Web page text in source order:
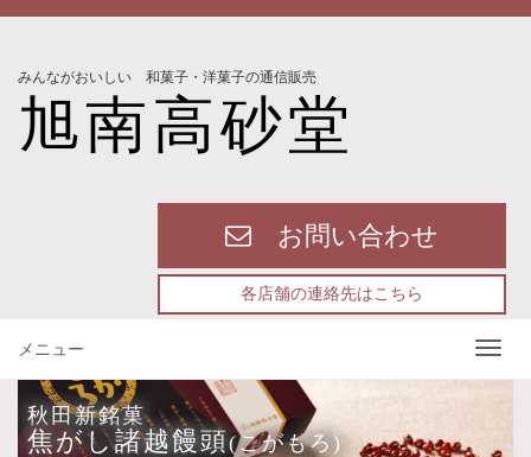
みんながおいしい 和菓子・洋菓子の通信販売
旭南高砂堂
お問い合わせ
各店舗の連絡先はこちら
メニュー
秋田新銘菓
焦がし諸越饅頭(こがもろ)